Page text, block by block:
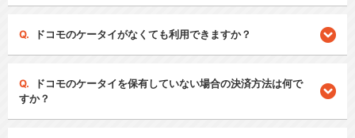
ドコモのケータイがなくても利用できますか？
ドコモのケータイを保有していない場合の決済方法は何で
すか？